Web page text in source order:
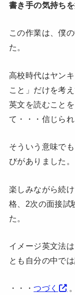
書き手の気持ち
この作業は、僕
た。
高校時代はヤン
こと」だけを考
英文を読むこと
て・・・信じら
そういう意味でも
びがありました。
楽しみながら続
格、2次の面接試
た。
イメージ英文法
とも自分の中で
・・・つづく 。